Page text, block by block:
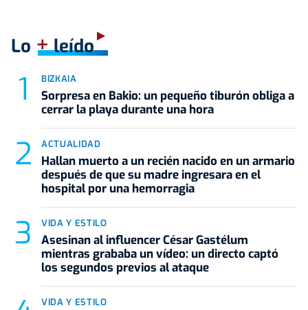
Lo +leído
BIZKAIA
Sorpresa en Bakio: un pequeño tiburón obliga a
cerrar la playa durante una hora
ACTUALIDAD
Hallan muerto a un recién nacido en un armario
después de que su madre ingresara en el
hospital por una hemorragia
VIDA Y ESTILO
Asesinan al influencer César Gastélum
mientras grababa un vídeo: un directo captó
los segundos previos al ataque
VIDA Y ESTILO